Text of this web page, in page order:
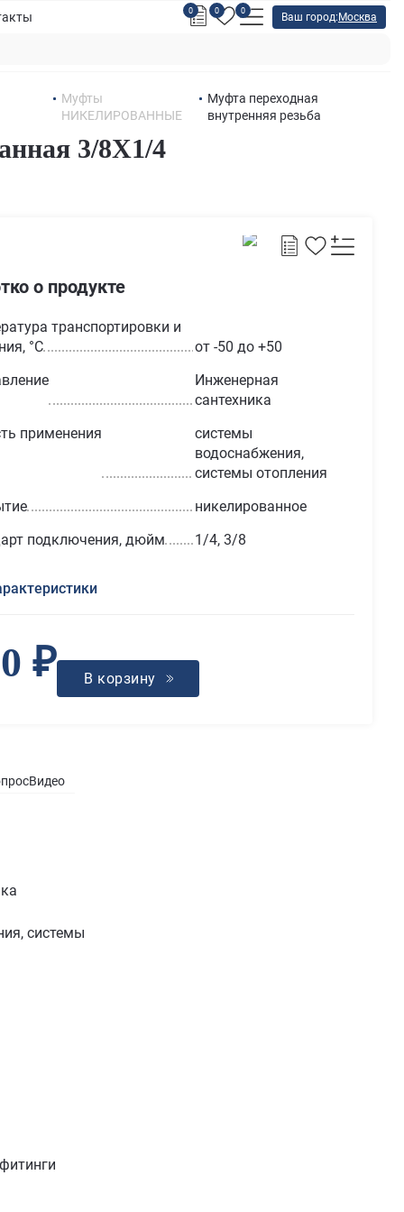
0 0 0
Ваш город: Москва
Муфты
НИКЕЛИРОВАННЫЕ
Муфта переходная
внутренняя резьба
3/8X1/4
о продукте
транспортировки и
°С
от -50 до +50
Инженерная
сантехника
применения
системы
водоснабжения,
системы отопления
никелированное
подключения, дюйм
1/4, 3/8
₽ В корзину
Видео
системы